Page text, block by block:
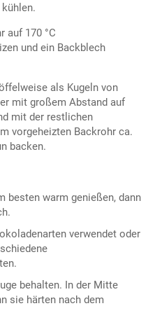
auf 170 °C
und ein Backblech
als Kugeln von
mit großem Abstand auf
mit der restlichen
vorgeheizten Backrohr ca.
backen.
besten warm genießen, dann
verwendet oder
behalten. In der Mitte
sie härten nach dem